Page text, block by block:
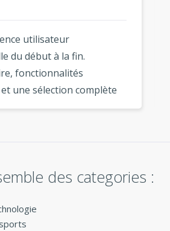
utilisateur
du début à la fin.
fonctionnalités
une sélection complète
Mon logo est
des categories :